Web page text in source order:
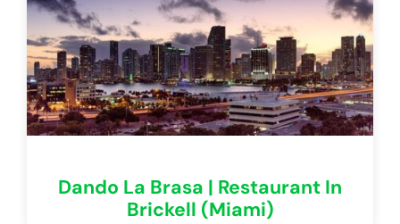
Dando La Brasa | Restaurant In
Brickell (Miami)